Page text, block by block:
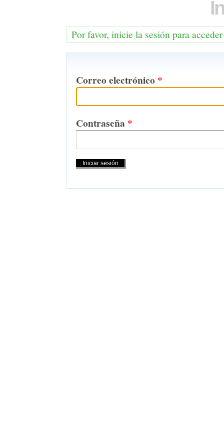
Por favor, inicie la sesión para
Correo electrónico *
Contraseña *
Acciones